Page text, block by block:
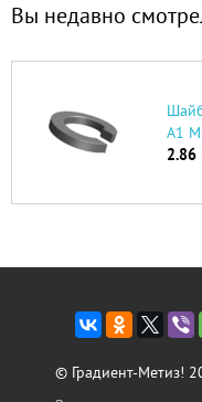
Вы недавно
А1
2.86
© Градиент-Метиз!